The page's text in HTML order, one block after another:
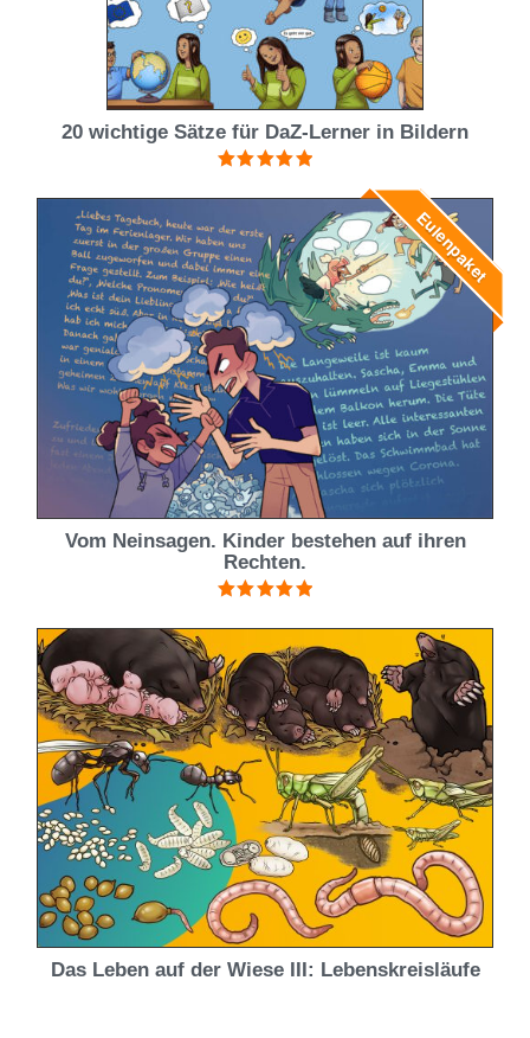
20 wichtige Sätze für DaZ-Lerner in Bildern
5.00von 5 Eulenpaket
Vom Neinsagen. Kinder bestehen auf ihren
Rechten.
5.00von 5
Das Leben auf der Wiese III: Lebenskreisläufe